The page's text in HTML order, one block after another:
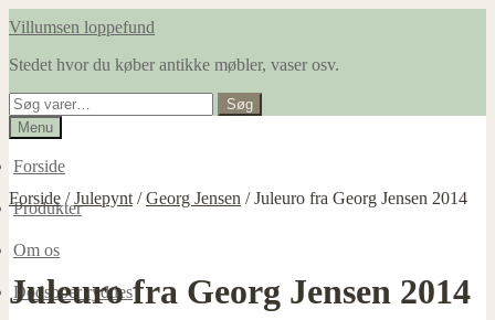
Spring
navigation
Spring
indhold
Villumsen loppefund
Stedet hvor du køber antikke møbler, vaser osv.
Søg
efter:
Søg
Menu
Forside
Produkter
Om os
Dødsboer ryddes
Forside /Julepynt /Georg Jensen /Juleuro fra Georg Jensen 2014
Juleuro fra Georg Jensen 2014